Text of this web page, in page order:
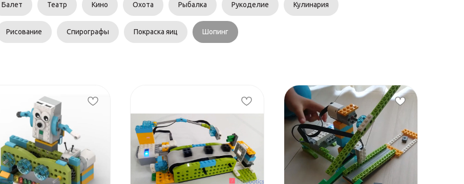
Балет Театр Кино Охота Рыбалка Рукоделие Кулинария
Рисование Спирографы Покраска яиц Шопинг